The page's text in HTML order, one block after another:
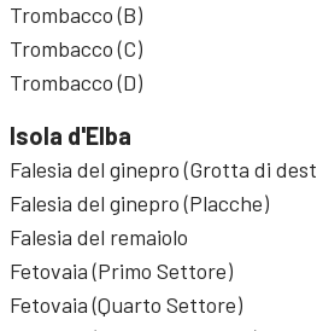
Trombacco (B)
Trombacco (C)
Trombacco (D)
Isola d'Elba
Falesia del ginepro (Grotta di
Falesia del ginepro (Placche)
Falesia del remaiolo
Fetovaia (Primo Settore)
Fetovaia (Quarto Settore)